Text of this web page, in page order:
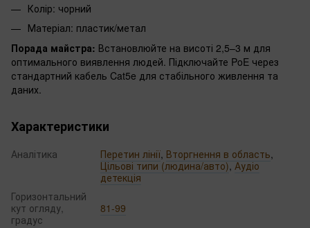
Колір: чорний
Матеріал: пластик/метал
Порада майстра: Встановлюйте на висоті 2,5–3 м для
оптимального виявлення людей. Підключайте PoE через
стандартний кабель Cat5e для стабільного живлення та
даних.
Характеристики
Аналітика Перетин лінії, Вторгнення в область,
Цільові типи (людина/авто), Аудіо
детекція
Горизонтальний
кут огляду,
градус
81-99